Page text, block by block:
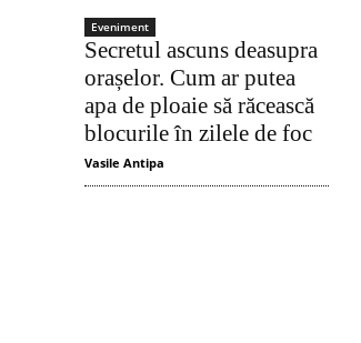
Eveniment
Secretul ascuns deasupra
orașelor. Cum ar putea
apa de ploaie să răcească
blocurile în zilele de foc
Vasile Antipa